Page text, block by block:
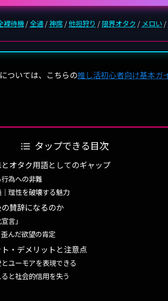
裸待機/全通/神席/他担狩り /限界オタク / メロい/
ついては、こちらの推し活初心者向け基本ガ
タップできる目次
オタク用語としてのギャップ
為への非難
理性を破壊する魅力
賛辞になるのか
言」
んだ欲望の肯定
・デメリットと注意点
ユーモアを表現できる
と社会的信用を失う